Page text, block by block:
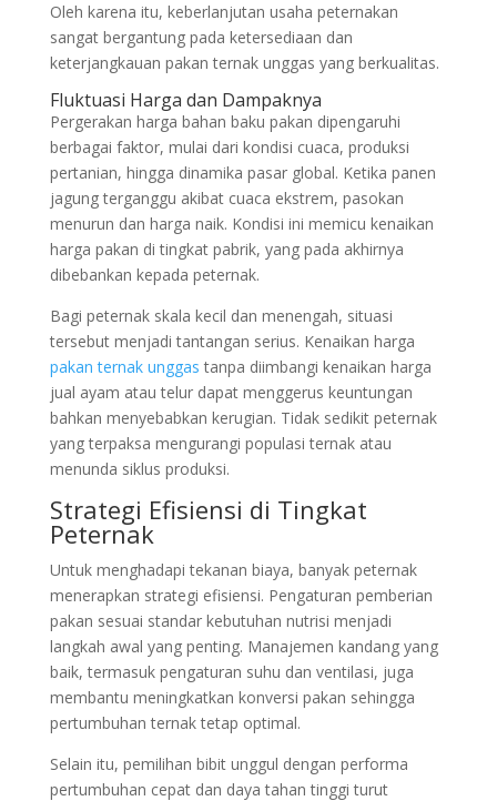
Oleh karena itu, keberlanjutan usaha peternakan
sangat bergantung pada ketersediaan dan
keterjangkauan pakan ternak unggas yang berkualitas.
Fluktuasi Harga dan Dampaknya
Pergerakan harga bahan baku pakan dipengaruhi
berbagai faktor, mulai dari kondisi cuaca, produksi
pertanian, hingga dinamika pasar global. Ketika panen
jagung terganggu akibat cuaca ekstrem, pasokan
menurun dan harga naik. Kondisi ini memicu kenaikan
harga pakan di tingkat pabrik, yang pada akhirnya
dibebankan kepada peternak.
Bagi peternak skala kecil dan menengah, situasi
tersebut menjadi tantangan serius. Kenaikan harga
pakan ternak unggastanpa diimbangi kenaikan harga
jual ayam atau telur dapat menggerus keuntungan
bahkan menyebabkan kerugian. Tidak sedikit peternak
yang terpaksa mengurangi populasi ternak atau
menunda siklus produksi.
Strategi Efisiensi di Tingkat
Peternak
Untuk menghadapi tekanan biaya, banyak peternak
menerapkan strategi efisiensi. Pengaturan pemberian
pakan sesuai standar kebutuhan nutrisi menjadi
langkah awal yang penting. Manajemen kandang yang
baik, termasuk pengaturan suhu dan ventilasi, juga
membantu meningkatkan konversi pakan sehingga
pertumbuhan ternak tetap optimal.
Selain itu, pemilihan bibit unggul dengan performa
pertumbuhan cepat dan daya tahan tinggi turut